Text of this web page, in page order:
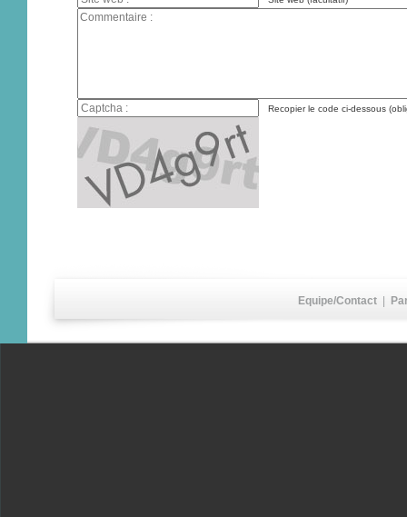
Recopier le code ci-dessous
Equipe/Contact